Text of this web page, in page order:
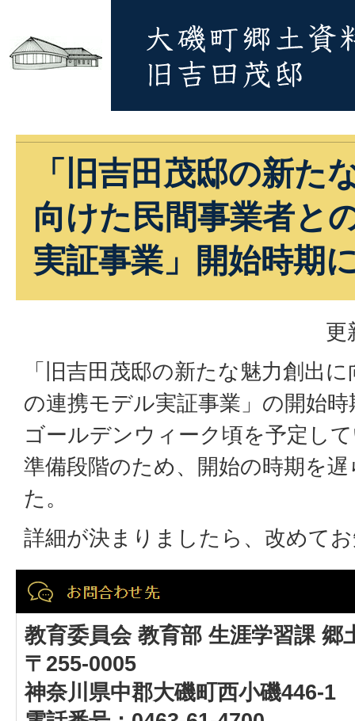
「旧吉田茂邸の新た
向けた民間事業者と
実証事業」開始時期
更
「旧吉田茂邸の新たな魅力創出
の連携モデル実証事業」の開始
ゴールデンウィーク頃を予定し
準備段階のため、開始の時期を
た。
詳細が決まりましたら、改めて
教育委員会 教育部 生涯学習課 郷
〒255-0005
神奈川県中郡大磯町西小磯446-1